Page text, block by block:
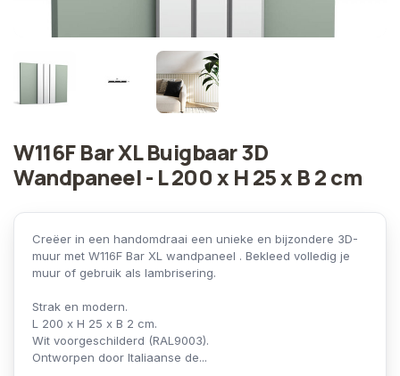
W116F Bar XL Buigbaar 3D
Wandpaneel - L 200 x H 25 x B 2 cm
Creëer in een handomdraai een unieke en bijzondere 3D-
muur met W116F Bar XL wandpaneel . Bekleed volledig je
muur of gebruik als lambrisering.
Strak en modern.
L 200 x H 25 x B 2 cm.
Wit voorgeschilderd (RAL9003).
Ontworpen door Italiaanse de...